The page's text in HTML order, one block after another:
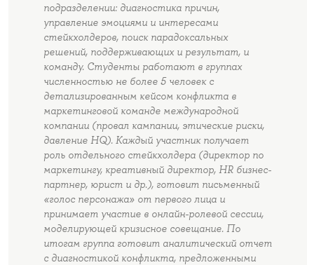
подразделении: диагностика причин,
управление эмоциями и интересами
стейкхолдеров, поиск парадоксальных
решений, поддерживающих и результат, и
команду. Студенты работают в группах
численностью не более 5 человек с
детализированным кейсом конфликта в
маркетинговой команде международной
компании (провал кампании, этические риски,
давление HQ). Каждый участник получает
роль отдельного стейкхолдера (директор по
маркетингу, креативный директор, HR бизнес-
партнер, юрист и др.), готовит письменный
«голос персонажа» от первого лица и
принимает участие в онлайн-ролевой сессии,
моделирующей кризисное совещание. По
итогам группа готовит аналитический отчет
с диагностикой конфликта, предложенными